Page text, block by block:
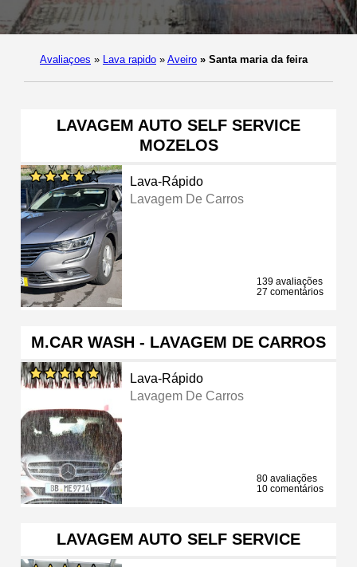
Avaliaçoes » Lava rapido » Aveiro » Santa maria da feira
LAVAGEM AUTO SELF SERVICE
MOZELOS
Lava-Rápido
Lavagem De Carros
139 avaliações
27 comentários
M.CAR WASH - LAVAGEM DE CARROS
Lava-Rápido
Lavagem De Carros
80 avaliações
10 comentários
LAVAGEM AUTO SELF SERVICE